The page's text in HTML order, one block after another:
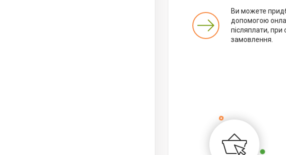
Ви можете
допомогою
післяплати, при
замовлення.